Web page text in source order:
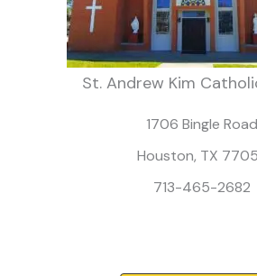
St. Andrew Kim
1706 Bingle Road
Houston, TX
713-465-2682